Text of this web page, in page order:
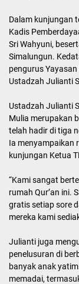
Dalam kunjungan
Kadis
Sri Wahyuni,
Simalungun.
pengurus
Ustadzah Julianti
Ustadzah Julianti
Mulia merupakan
telah hadir di tiga
Ia menyampaikan
kunjungan Ketua
“Kami sangat
rumah Qur’an ini.
gratis setiap sore
mereka kami
Julianti juga
penelusuran di
banyak anak
memadai,